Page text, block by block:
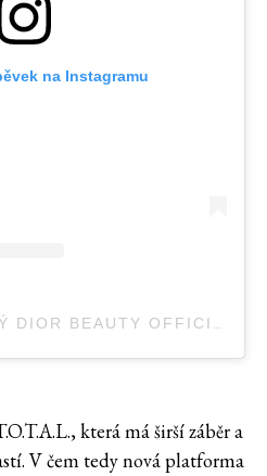
na Instagramu
PŘÍSPĚVEK SDÍLENÝ DIOR BEAUTY OFFICIAL (@DIORBEAUTY)
která má širší záběr a
V čem tedy nová platforma